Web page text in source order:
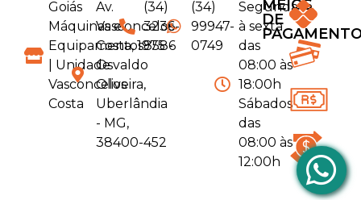
Goiás
Máquinas e
Equipamentos
| Unidade
Vasconcelos
Costa
Av.
Vasconcelos
Costa, 1975 -
Osvaldo
Oliveira,
Uberlândia
- MG,
38400-452
(34)
3236-
8586
(34)
99947-
0749
Segunda
à sexta
das
08:00 às
18:00h
Sábados
das
08:00 às
12:00h
MEIOS
DE